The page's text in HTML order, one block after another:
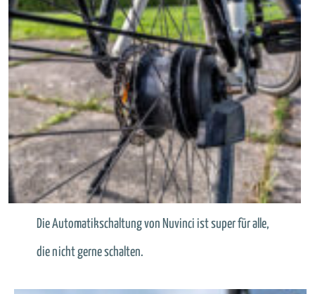
Die Automatikschaltung von Nuvinci ist super für alle,
die nicht gerne schalten.